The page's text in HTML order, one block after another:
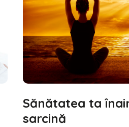
Sănătatea ta
sarcină